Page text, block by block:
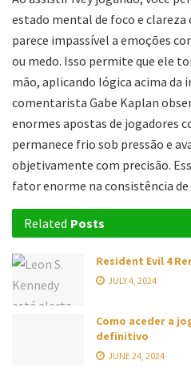
estado mental de foco e clareza
parece impassível a emoções
ou medo. Isso permite que ele
mão, aplicando lógica acima da
comentarista Gabe Kaplan
enormes apostas de jogadores
permanece frio sob pressão e
objetivamente com precisão.
fator enorme na consistência de
Related Posts
Resident Evil 4
JULY 4, 2024
Como aceder a
definitivo
JUNE 24, 2024